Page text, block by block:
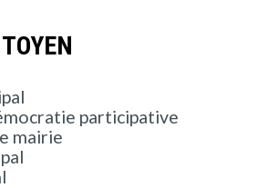
participative
mairie